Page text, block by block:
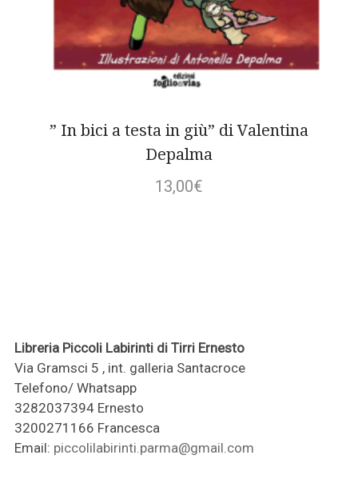
” In bici a testa in giù” di Valentina
Depalma
13,00€
Libreria Piccoli Labirinti di Tirri Ernesto
Via Gramsci 5 , int. galleria Santacroce
Telefono/ Whatsapp
3282037394 Ernesto
3200271166 Francesca
Email: piccolilabirinti.parma@gmail.com